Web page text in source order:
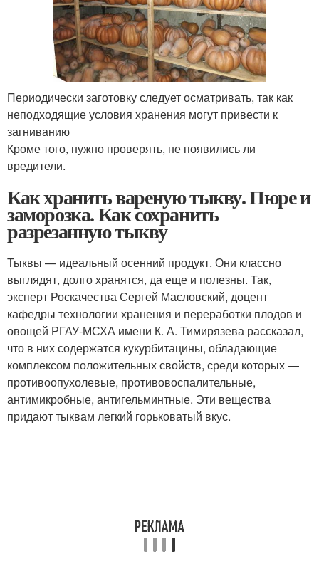
Периодически заготовку следует осматривать, так как
неподходящие условия хранения могут привести к
загниванию
Кроме того, нужно проверять, не появились ли
вредители.
Как хранить вареную тыкву. Пюре и
заморозка. Как сохранить
разрезанную тыкву
Тыквы — идеальный осенний продукт. Они классно
выглядят, долго хранятся, да еще и полезны. Так,
эксперт Роскачества Сергей Масловский, доцент
кафедры технологии хранения и переработки плодов и
овощей РГАУ-МСХА имени К. А. Тимирязева рассказал,
что в них содержатся кукурбитацины, обладающие
комплексом положительных свойств, среди которых —
противоопухолевые, противовоспалительные,
антимикробные, антигельминтные. Эти вещества
придают тыквам легкий горьковатый вкус.